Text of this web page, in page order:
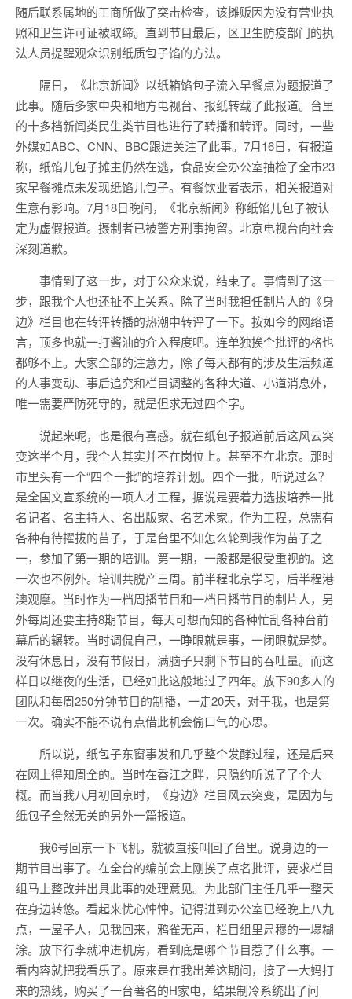
随后联系属地的工商所做了突击检查，该摊贩因为没有营业执
照和卫生许可证被取缔。直到节目最后，区卫生防疫部门的执
法人员提醒观众识别纸质包子馅的方法。
隔日，《北京新闻》以纸箱馅包子流入早餐点为题报道了
此事。随后多家中央和地方电视台、报纸转载了此报道。台里
的十多档新闻类民生类节目也进行了转播和转评。同时，一些
外媒如ABC、CNN、BBC跟进关注了此事。7月16日，有报道
称，纸馅儿包子摊主仍然在逃，食品安全办公室抽检了全市23
家早餐摊点未发现纸馅儿包子。有餐饮业者表示，相关报道对
生意有影响。7月18日晚间，《北京新闻》称纸馅儿包子被认
定为虚假报道。摄制者已被警方刑事拘留。北京电视台向社会
深刻道歉。
事情到了这一步，对于公众来说，结束了。事情到了这一
步，跟我个人也还扯不上关系。除了当时我担任制片人的《身
边》栏目也在转评转播的热潮中转评了一下。按如今的网络语
言，顶多也就一打酱油的介入程度吧。连单独挨个批评的格也
都够不上。大家全部的注意力，除了每天都有的涉及生活频道
的人事变动、事后追究和栏目调整的各种大道、小道消息外，
唯一需要严防死守的，就是但求无过四个字。
说起来呢，也是很有喜感。就在纸包子报道前后这风云突
变这半个月，我个人其实并不在岗位上。甚至不在北京。那时
市里头有一个“四个一批”的培养计划。四个一批，听说过么？
是全国文宣系统的一项人才工程，据说是要着力选拔培养一批
名记者、名主持人、名出版家、名艺术家。作为工程，总需有
各种有待擢拔的苗子，于是台里不知怎么轮到我作为苗子之
一，参加了第一期的培训。第一期，一般都是很受重视的。这
一次也不例外。培训共脱产三周。前半程北京学习，后半程港
澳观摩。当时作为一档周播节目和一档日播节目的制片人，另
外每周还要主持8期节目，每天可想而知的各种忙乱各种台前
幕后的辗转。当时调侃自己，一睁眼就是事，一闭眼就是梦。
没有休息日，没有节假日，满脑子只剩下节目的吞吐量。而这
样日以继夜的生活，已经如此这般地过了四年。放下90多人的
团队和每周250分钟节目的制播，一走20天，对于我，也是第
一次。确实不能不说有点借此机会偷口气的心思。
所以说，纸包子东窗事发和几乎整个发酵过程，还是后来
在网上得知周全的。当时在香江之畔，只隐约听说了了个大
概。而当我八月初回京时，《身边》栏目风云突变，是因为与
纸包子全然无关的另外一篇报道。
我6号回京一下飞机，就被直接叫回了台里。说身边的一
期节目出事了。在全台的编前会上刚挨了点名批评，要求栏目
组马上整改并出具此事的处理意见。为此部门主任几乎一整天
在身边转悠。看起来忧心忡忡。记得进到办公室已经晚上八九
点，一屋子人，见我回来，鸦雀无声，栏目组里肃穆的一塌糊
涂。放下行李就冲进机房，看到底是哪个节目惹了什么事。一
看内容就把我看乐了。原来是在我出差这期间，接了一大妈打
来的热线，购买了一台著名的H家电，结果制冷系统出了问